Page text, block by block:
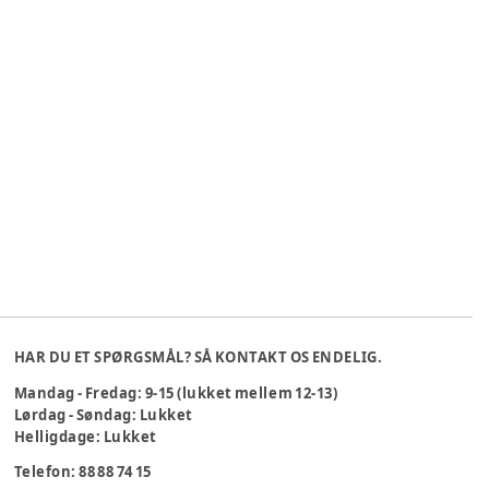
HAR DU ET SPØRGSMÅL? SÅ KONTAKT OS ENDELIG.
Mandag - Fredag: 9-15 (lukket mellem 12-13)
Lørdag - Søndag: Lukket
Helligdage: Lukket
Telefon: 88 88 74 15